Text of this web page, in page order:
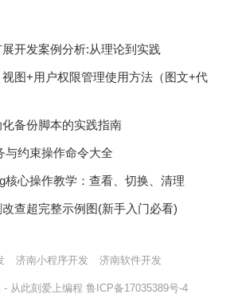
开发案例分析:从理论到实践
图+用户权限管理使用方法（图文+代
备份脚本的实践指南
与约束操作命令大全
核心操作教学：查看、切换、清理
查超完整示例图(新手入门必看)
济南小程序开发 济南软件开发
- 从此刻爱上编程 鲁ICP备17035389号-4